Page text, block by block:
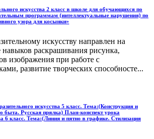
искусства 2 класс в школе для обучающихся по
программам (интеллектуальные нарушения) по
узора для косынки»
искусству направлен на
навыков раскрашивания рисунка,
изображения при работе с
развитие творческих способносте...
искусства 5 класс. Тема:(Конструкция и
быта. Русская прялка) План-конспект урока
6 класс. Тема:(Линия и пятно в графике. Стилизация